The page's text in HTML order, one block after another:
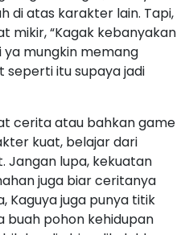
di atas karakter lain. Tapi,
mikir, “Kagak kebanyakan
ya mungkin memang
itu supaya jadi
cerita atau bahkan game
kuat, belajar dari
Jangan lupa, kekuatan
juga biar ceritanya
Kaguya juga punya titik
buah pohon kehidupan